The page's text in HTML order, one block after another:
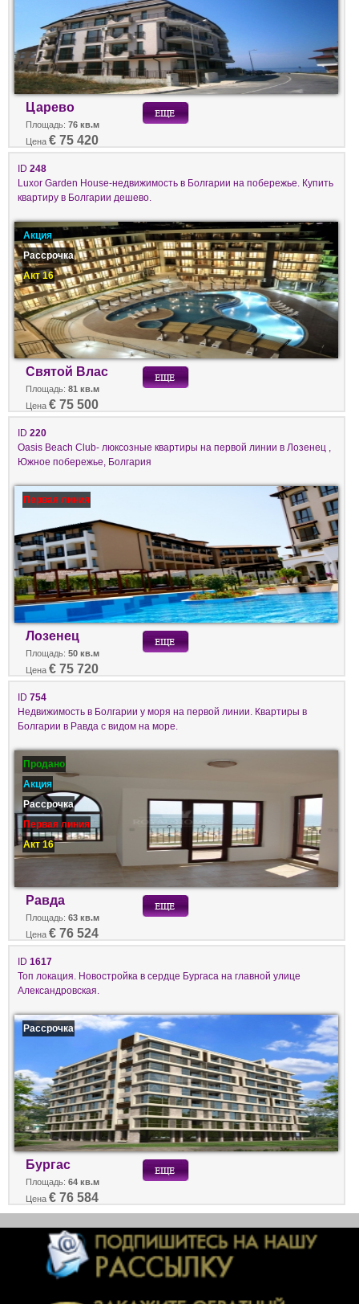
Царево
Площадь: 76 кв.м
Цена € 75 420
ID 248
Luxor Garden House-недвижимость в Болгарии на побережье. Купить
квартиру в Болгарии дешево.
Акция
Рассрочка
Акт 16
Святой Влас
Площадь: 81 кв.м
Цена € 75 500
ID 220
Oasis Beach Club- люксозные квартиры на первой линии в Лозенец ,
Южное побережье, Болгария
Первая линия
Лозенец
Площадь: 50 кв.м
Цена € 75 720
ID 754
Недвижимость в Болгарии у моря на первой линии. Квартиры в
Болгарии в Равда с видом на море.
Продано
Акция
Рассрочка
Первая линия
Акт 16
Равда
Площадь: 63 кв.м
Цена € 76 524
ID 1617
Топ локация. Новостройка в сердце Бургаса на главной улице
Александровская.
Рассрочка
Бургас
Площадь: 64 кв.м
Цена € 76 584